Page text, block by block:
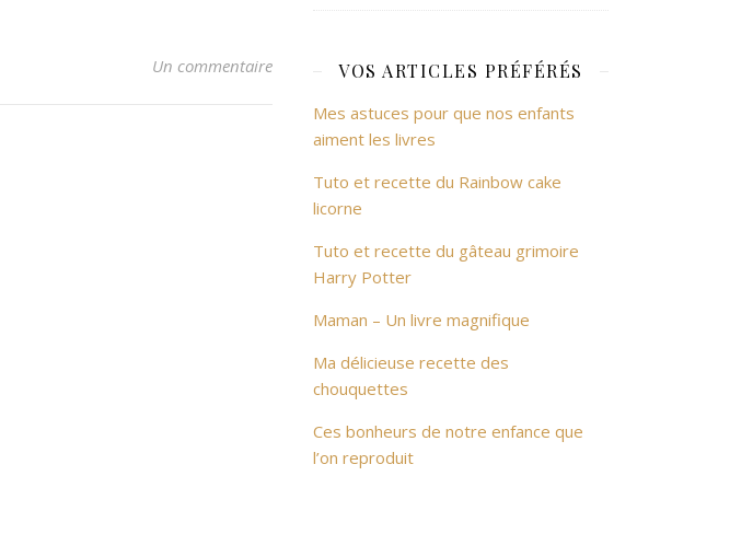
Un commentaire VOS ARTICLES PRÉFÉRÉS
Mes astuces pour que nos enfants
aiment les livres
Tuto et recette du Rainbow cake
licorne
Tuto et recette du gâteau grimoire
Harry Potter
Maman – Un livre magnifique
Ma délicieuse recette des
chouquettes
Ces bonheurs de notre enfance que
l’on reproduit